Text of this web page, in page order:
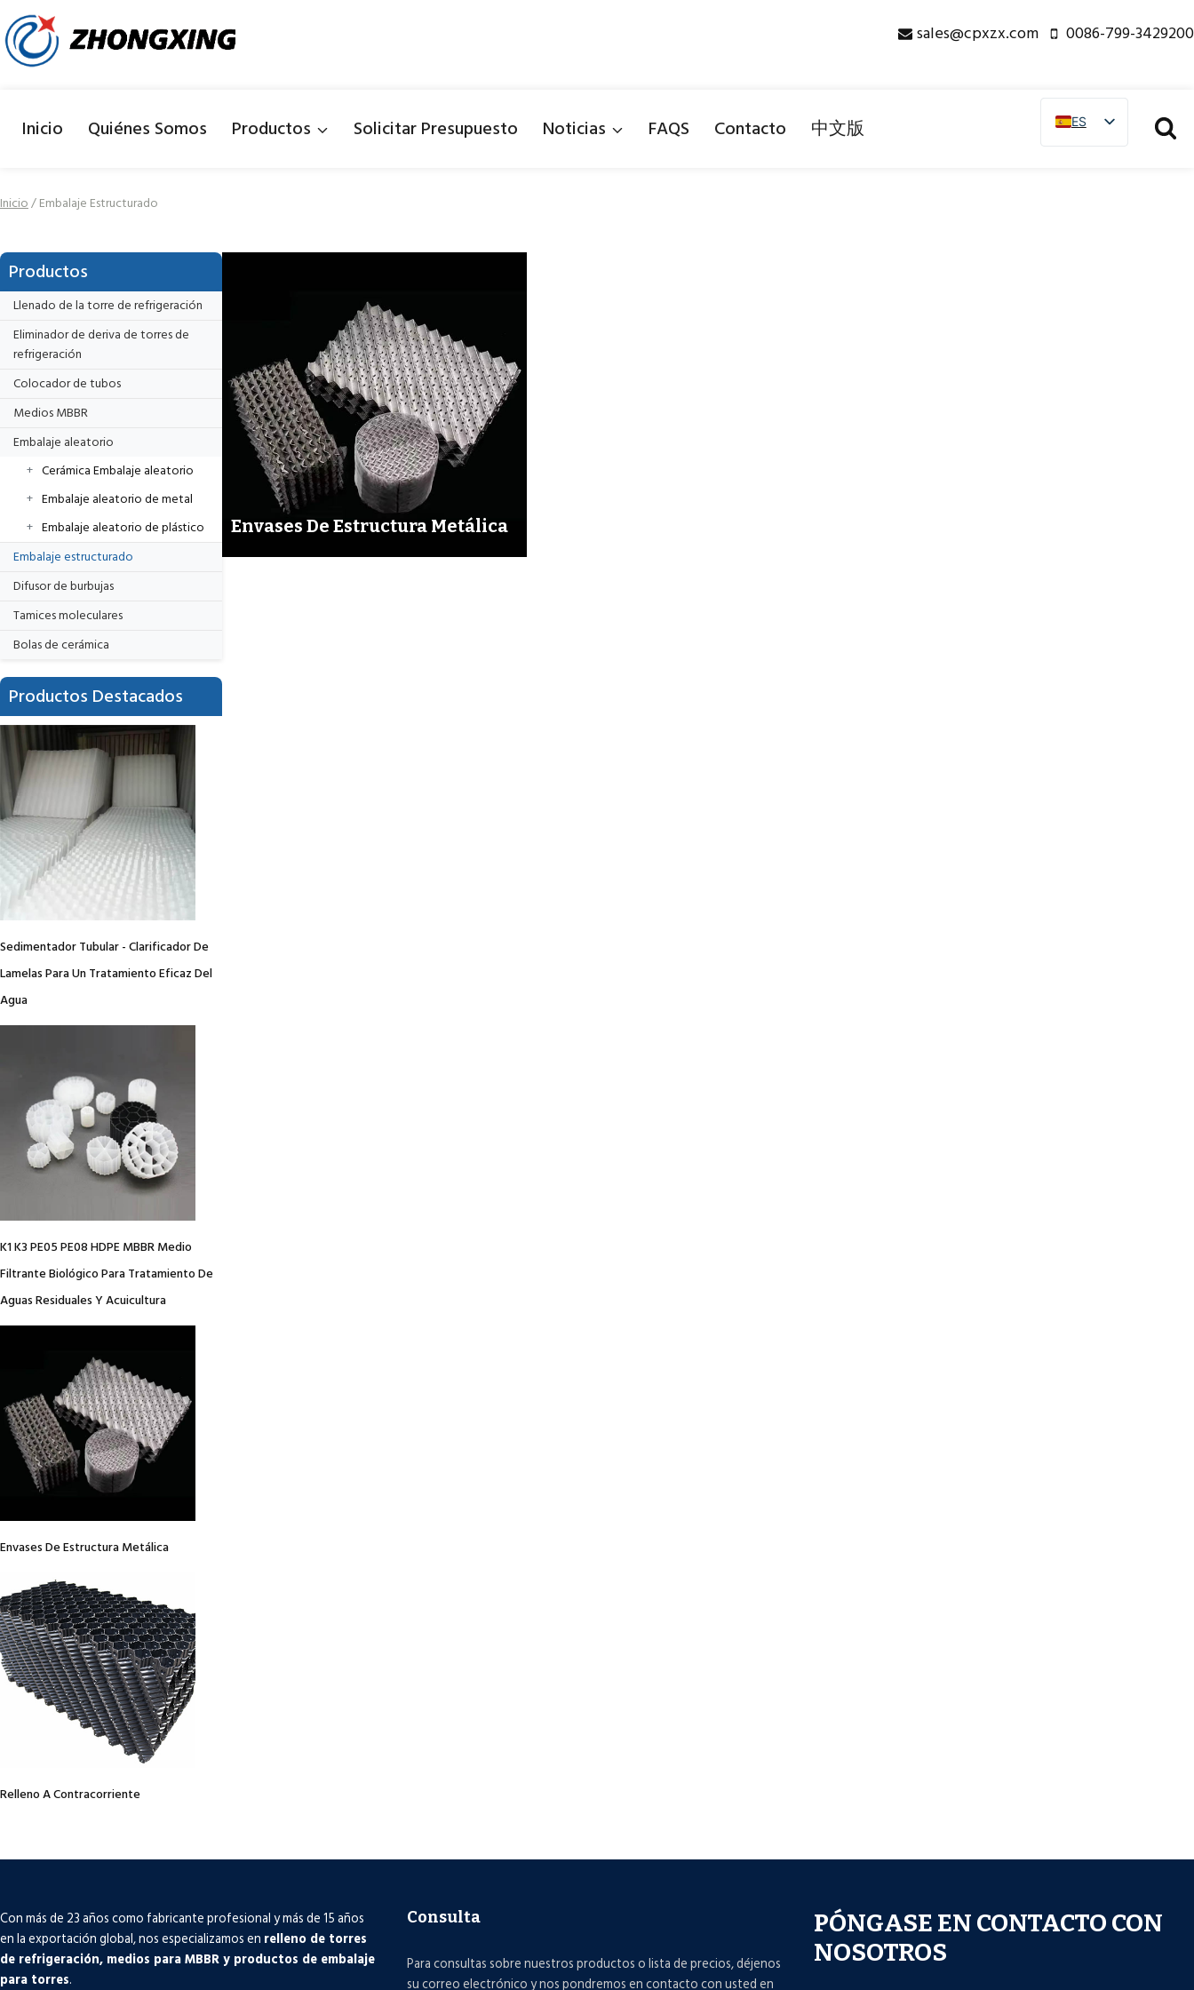
Saltar
al
Contenido
sales@cpxzx.com 0086-799-3429200
Inicio Quiénes Somos Productos Solicitar Presupuesto Noticias FAQS Contacto 中文版 ES
ES
EN
Inicio/Embalaje Estructurado
Productos
Llenado de la torre de refrigeración
Eliminador de deriva de torres de
refrigeración
Colocador de tubos
Medios MBBR
Embalaje aleatorio
Cerámica Embalaje aleatorio
Embalaje aleatorio de metal
Embalaje aleatorio de plástico
Embalaje estructurado
Difusor de burbujas
Tamices moleculares
Bolas de cerámica
Productos Destacados
Sedimentador Tubular - Clarificador De
Lamelas Para Un Tratamiento Eficaz Del
Agua
K1 K3 PE05 PE08 HDPE MBBR Medio
Filtrante Biológico Para Tratamiento De
Aguas Residuales Y Acuicultura
Envases De Estructura Metálica
Relleno A Contracorriente
Envases De Estructura Metálica
Con más de 23 años como fabricante profesional y más de 15 años
en la exportación global, nos especializamos en relleno de torres
de refrigeración, medios para MBBR y productos de embalaje
para torres.
Consulta
Para consultas sobre nuestros productos o lista de precios, déjenos
su correo electrónico y nos pondremos en contacto con usted en
PÓNGASE EN CONTACTO CON
NOSOTROS